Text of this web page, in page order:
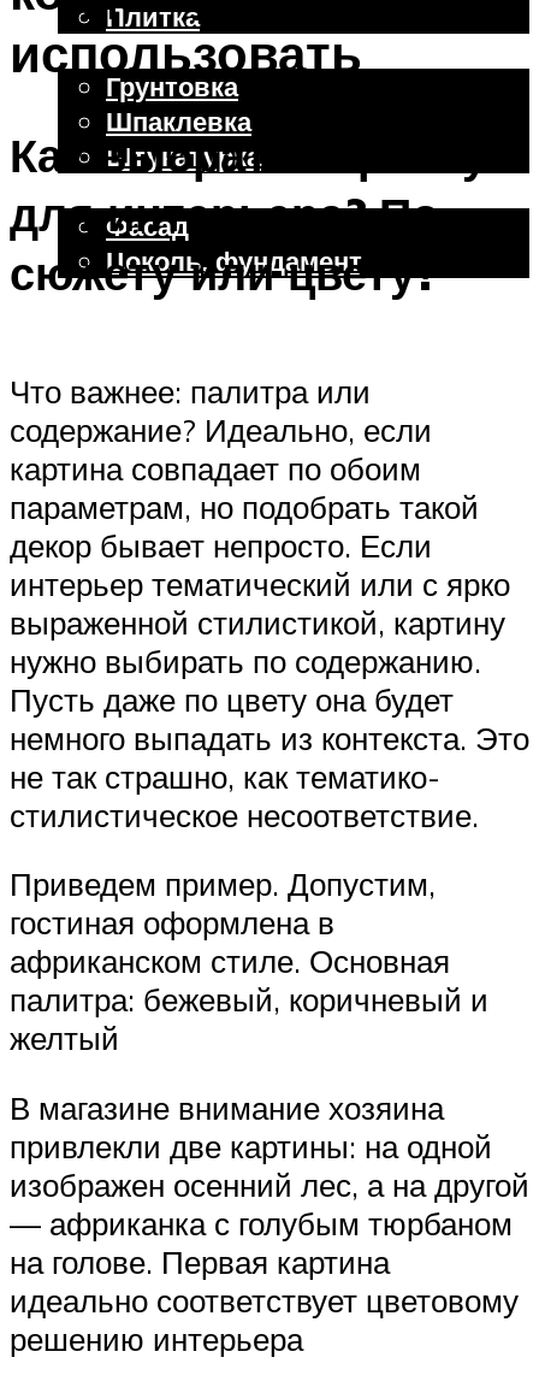
Плитка
Отделочные работы
Грунтовка
Шпаклевка
Штукатурка
Внешняя отделка
Фасад
Цоколь, фундамент
использовать
Как выбрать картину
для интерьера? По
сюжету или цвету?
Что важнее: палитра или
содержание? Идеально, если
картина совпадает по обоим
параметрам, но подобрать такой
декор бывает непросто. Если
интерьер тематический или с ярко
выраженной стилистикой, картину
нужно выбирать по содержанию.
Пусть даже по цвету она будет
немного выпадать из контекста. Это
не так страшно, как тематико-
стилистическое несоответствие.
Приведем пример. Допустим,
гостиная оформлена в
африканском стиле. Основная
палитра: бежевый, коричневый и
желтый
В магазине внимание хозяина
привлекли две картины: на одной
изображен осенний лес, а на другой
— африканка с голубым тюрбаном
на голове. Первая картина
идеально соответствует цветовому
решению интерьера